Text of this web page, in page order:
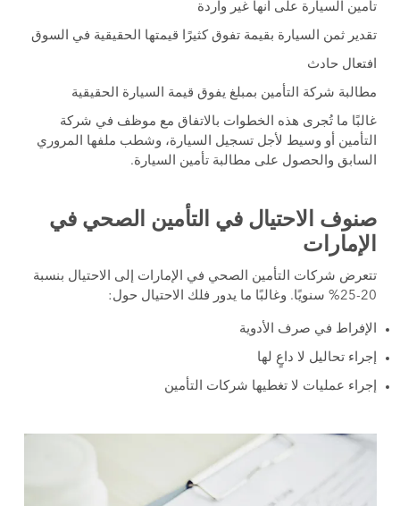
تأمين السيارة على أنها غير واردة
تقدير ثمن السيارة بقيمة تفوق كثيرًا قيمتها الحقيقية في السوق
افتعال حادث
مطالبة شركة التأمين بمبلغ يفوق قيمة السيارة الحقيقية
غالبًا ما تُجرى هذه الخطوات بالاتفاق مع موظف في شركة
التأمين أو وسيط لأجل تسجيل السيارة، وشطب ملفها المروري
السابق والحصول على مطالبة تأمين السيارة.
صنوف الاحتيال في التأمين الصحي في
الإمارات
تتعرض شركات التأمين الصحي في الإمارات إلى الاحتيال بنسبة
20-25% سنويًا. وغالبًا ما يدور فلك الاحتيال حول:
الإفراط في صرف الأدوية
إجراء تحاليل لا داعٍ لها
إجراء عمليات لا تغطيها شركات التأمين